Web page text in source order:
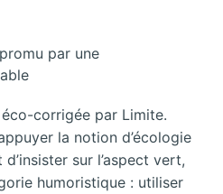
par une
corrigée par Limite.
la notion d’écologie
sur l’aspect vert,
humoristique : utiliser